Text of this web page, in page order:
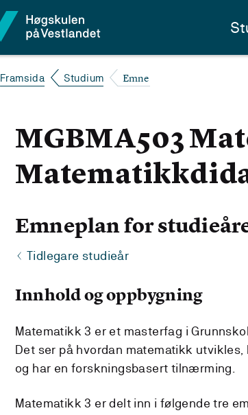
Framsida Studium Emne
MGBMA503
Emneplan for
Tidlegare studieår
Innhold og oppbygning
Matematikk 3 er et masterfag i
Det ser på hvordan matematikk utvikles,
og har en forskningsbasert tilnærming.
Matematikk 3 er delt inn i følgende tre